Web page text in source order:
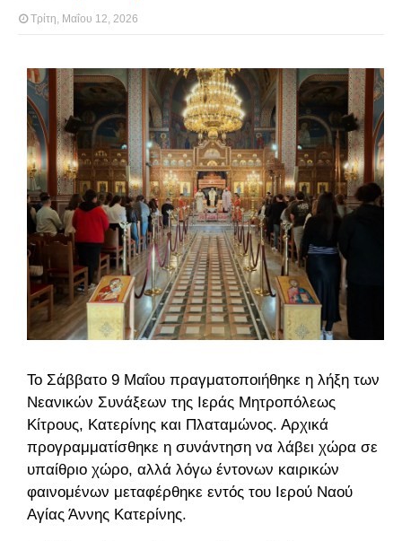
Τρίτη, Μαΐου 12, 2026
Το Σάββατο 9 Μαΐου πραγματοποιήθηκε η λήξη των
Νεανικών Συνάξεων της Ιεράς Μητροπόλεως
Κίτρους, Κατερίνης και Πλαταμώνος. Αρχικά
προγραμματίσθηκε η συνάντηση να λάβει χώρα σε
υπαίθριο χώρο, αλλά λόγω έντονων καιρικών
φαινομένων μεταφέρθηκε εντός του Ιερού Ναού
Αγίας Άννης Κατερίνης.